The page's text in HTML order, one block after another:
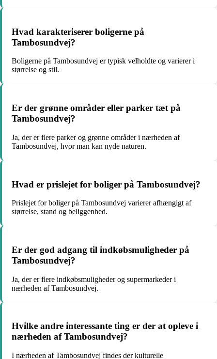
Hvad karakteriserer boligerne på
Tambosundvej?
Boligerne på Tambosundvej er typisk velholdte og varierer i
størrelse og stil.
Er der grønne områder eller parker tæt på
Tambosundvej?
Ja, der er flere parker og grønne områder i nærheden af
Tambosundvej, hvor man kan nyde naturen.
Hvad er prislejet for boliger på Tambosundvej?
Prislejet for boliger på Tambosundvej varierer afhængigt af
størrelse, stand og beliggenhed.
Er der god adgang til indkøbsmuligheder på
Tambosundvej?
Ja, der er flere indkøbsmuligheder og supermarkeder i
nærheden af Tambosundvej.
Hvilke andre interessante ting er der at opleve i
nærheden af Tambosundvej?
I nærheden af Tambosundvej findes der kulturelle